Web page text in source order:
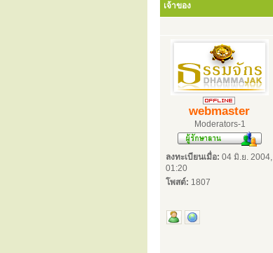
เจ้าของ
webmaster
Moderators-1
ลงทะเบียนเมื่อ: 04 มิ.ย. 2004,
01:20
โพสต์: 1807